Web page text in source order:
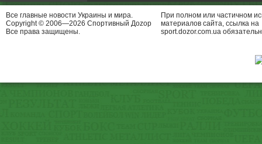
Все главные новости Украины и мира.
Copyright © 2006—2026 Спортивный Доzор
Все права защищены.
При полном или частичном
материалов сайта, ссылка на
sport.dozor.com.ua